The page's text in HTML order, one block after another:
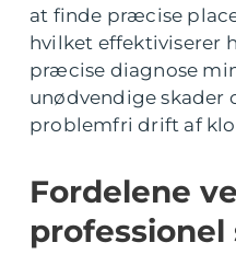
at finde præcise
hvilket effektiviserer
præcise diagnose
unødvendige skader
problemfri drift af
Fordelene